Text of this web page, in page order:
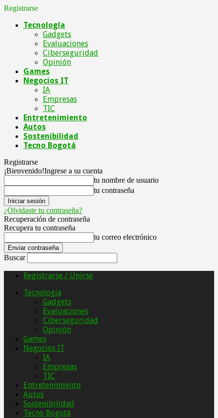
Registrarse
Tecnología
Gadgets
Evaluaciones
Ciberseguridad
Opinión
Games
Negocios IT
IA
Empresas
TIC
Entretenimiento
Autos
Sostenibilidad
Tecno Bogotá
Registrarse
¡Bienvenido!Ingrese a su cuenta
tu nombre de usuario
tu contraseña
¿Olvidaste tu contraseña?
Recuperación de contraseña
Recupera tu contraseña
tu correo electrónico
Buscar
Registrarse / Unirse
Tecnología
Gadgets
Evaluaciones
Ciberseguridad
Opinión
Games
Negocios IT
IA
Empresas
TIC
Entretenimiento
Autos
Sostenibilidad
Tecno Bogotá